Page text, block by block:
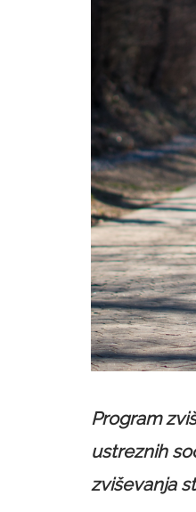
Program
ustreznih
zviševanja